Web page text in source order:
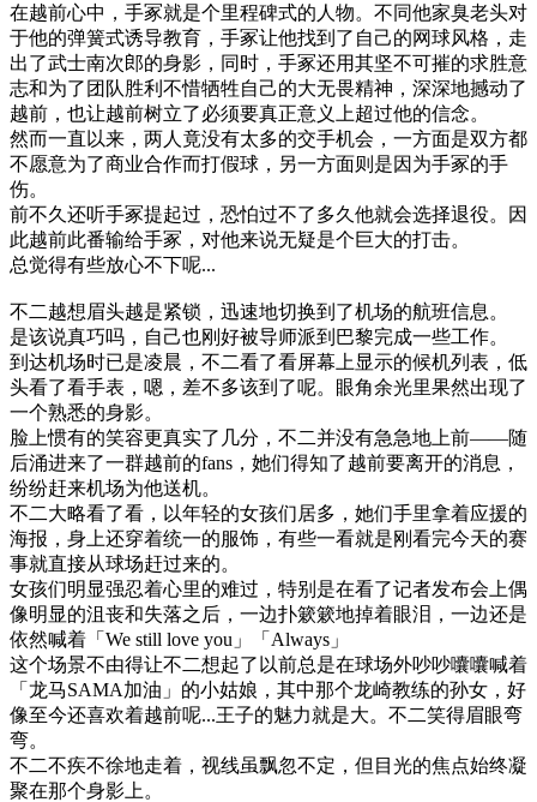
在越前心中，手冢就是个里程碑式的人物。不同他家臭老头对
于他的弹簧式诱导教育，手冢让他找到了自己的网球风格，走
出了武士南次郎的身影，同时，手冢还用其坚不可摧的求胜意
志和为了团队胜利不惜牺牲自己的大无畏精神，深深地撼动了
越前，也让越前树立了必须要真正意义上超过他的信念。
然而一直以来，两人竟没有太多的交手机会，一方面是双方都
不愿意为了商业合作而打假球，另一方面则是因为手冢的手
伤。
前不久还听手冢提起过，恐怕过不了多久他就会选择退役。因
此越前此番输给手冢，对他来说无疑是个巨大的打击。
总觉得有些放心不下呢...
不二越想眉头越是紧锁，迅速地切换到了机场的航班信息。
是该说真巧吗，自己也刚好被导师派到巴黎完成一些工作。
到达机场时已是凌晨，不二看了看屏幕上显示的候机列表，低
头看了看手表，嗯，差不多该到了呢。眼角余光里果然出现了
一个熟悉的身影。
脸上惯有的笑容更真实了几分，不二并没有急急地上前——随
后涌进来了一群越前的fans，她们得知了越前要离开的消息，
纷纷赶来机场为他送机。
不二大略看了看，以年轻的女孩们居多，她们手里拿着应援的
海报，身上还穿着统一的服饰，有些一看就是刚看完今天的赛
事就直接从球场赶过来的。
女孩们明显强忍着心里的难过，特别是在看了记者发布会上偶
像明显的沮丧和失落之后，一边扑簌簌地掉着眼泪，一边还是
依然喊着「We still love you」「Always」
这个场景不由得让不二想起了以前总是在球场外吵吵囔囔喊着
「龙马SAMA加油」的小姑娘，其中那个龙崎教练的孙女，好
像至今还喜欢着越前呢...王子的魅力就是大。不二笑得眉眼弯
弯。
不二不疾不徐地走着，视线虽飘忽不定，但目光的焦点始终凝
聚在那个身影上。